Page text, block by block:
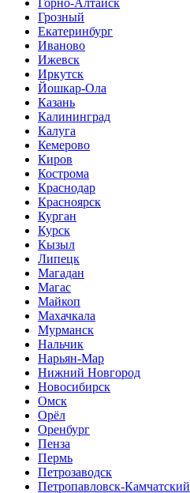
Горно-Алтайск
Грозный
Екатеринбург
Иваново
Ижевск
Иркутск
Йошкар-Ола
Казань
Калининград
Калуга
Кемерово
Киров
Кострома
Краснодар
Красноярск
Курган
Курск
Кызыл
Липецк
Магадан
Магас
Майкоп
Махачкала
Мурманск
Нальчик
Нарьян-Мар
Нижний Новгород
Новосибирск
Омск
Орёл
Оренбург
Пенза
Пермь
Петрозаводск
Петропавловск-Камчатский